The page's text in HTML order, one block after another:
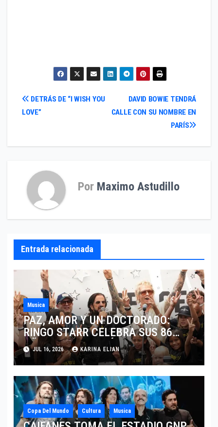
Navegación
DAVID BOWIE TENDRÁ
CALLE CON SU NOMBRE EN
PARÍS
DETRÁS DE “I WISH YOU
LOVE”
Por Maximo Astudillo
Entrada relacionada
Musica
PAZ, AMOR Y UN DOCTORADO:
RINGO STARR CELEBRA SUS 86
AÑOS CON LOS MÁXIMOS
HONORES DE LIVERPOOL
JUL 16, 2026 KARINA ELIAN
Copa Del Mundo Cultura Musica